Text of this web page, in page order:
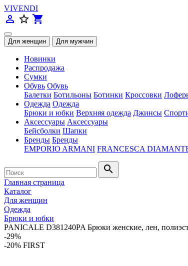
VIVENDI
person_outline star_border shopping_cart
Новинки
Распродажа
Сумки
Обувь Обувь
Балетки Ботильоны Ботинки Кроссовки
Одежда Одежда
Брюки и юбки Верхняя одежда Джинсы
Аксессуары Аксессуары
Бейсболки Шапки
Бренды Бренды
EMPORIO ARMANI FRANCESCA
search
Главная страница
Каталог
Для женщин
Одежда
Брюки и юбки
PANICALE D381240PA Брюки женские, лен,
-29%
-20% FIRST